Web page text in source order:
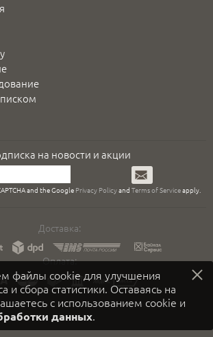
файлы cookie для улучшения
и сбора статистики. Оставаясь на
с использованием cookie и
данных.
на новости и акции
Подписаться
and the Google Privacy Policyand Terms of Serviceapply.
Доставка:
Оплата: